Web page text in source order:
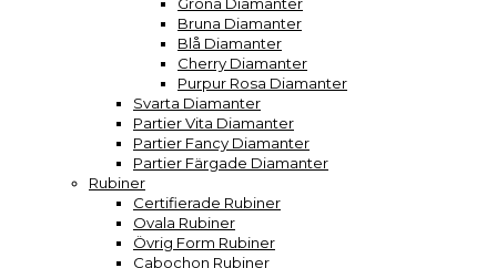
Bruna Diamanter
Blå Diamanter
Cherry Diamanter
Purpur Rosa Diamanter
Svarta Diamanter
Partier Vita Diamanter
Partier Fancy Diamanter
Partier Färgade Diamanter
Rubiner
Certifierade Rubiner
Ovala Rubiner
Övrig Form Rubiner
Cabochon Rubiner